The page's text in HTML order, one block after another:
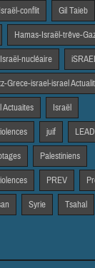
conflit Gil Taieb
Hamas-Israël-trêve-
nucléaire
Grece-israel-israel
Actuaites Israël
juif LEAD
Palestiniens
PREV
Syrie Tsahal